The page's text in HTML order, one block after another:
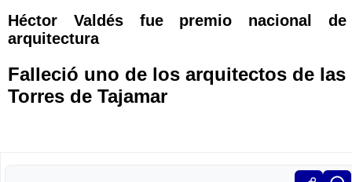
Héctor Valdés fue premio nacional de
arquitectura
Falleció uno de los arquitectos de las
Torres de Tajamar